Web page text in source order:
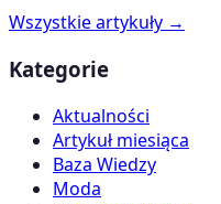
Wszystkie artykuły →
Kategorie
Aktualności
Artykuł miesiąca
Baza Wiedzy
Moda